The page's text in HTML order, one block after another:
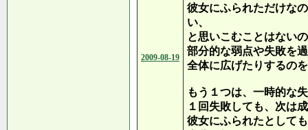
2009-08-19
彼女にふられただけな
い、
と思いこむことはない
部分的な弱点や失敗を
全体に広げたりするの
もう１つは、一時的な
１回失敗しても、次は
彼女にふられたとして